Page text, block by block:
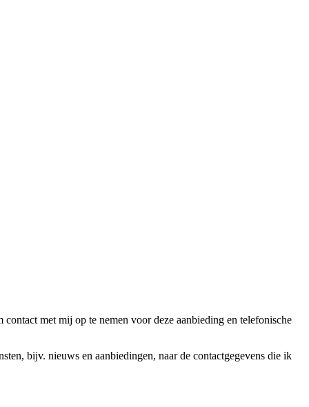
met mij op te nemen voor deze aanbieding en telefonische
bijv. nieuws en aanbiedingen, naar de contactgegevens die ik